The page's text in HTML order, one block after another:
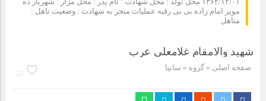
تجربه‌ای میدانی از صنعت برای دانش‌آموزان فنی‌وحرفه‌ای؛ بازدید
مراسم بزرگداشت سالروز آزادسازی خرمشهر در شرکت پارس خودرو
مویز امام زاده بی بی رقیه عملیات منجر به شهادت : وضعیت تاهل :
متاهل
صفحه اصلی » گروه » سایپا
27